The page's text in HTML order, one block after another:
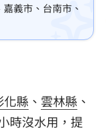
義市、台南市、
化縣 、 雲林縣 、
時沒水用，提